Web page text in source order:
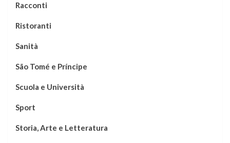
Racconti
Ristoranti
Sanità
São Tomé e Príncipe
Scuola e Università
Sport
Storia, Arte e Letteratura